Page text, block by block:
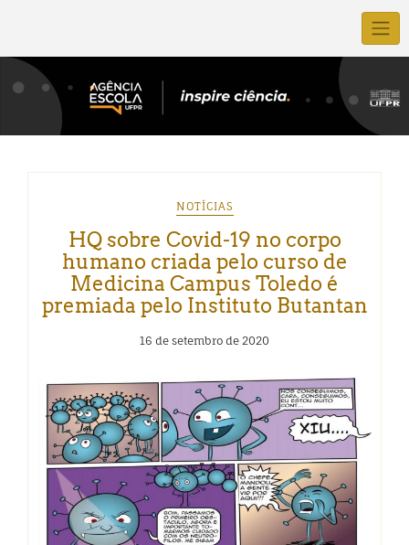
NOTÍCIAS
HQ sobre Covid-19 no corpo
humano criada pelo curso de
Medicina Campus Toledo é
premiada pelo Instituto Butantan
16 de setembro de 2020